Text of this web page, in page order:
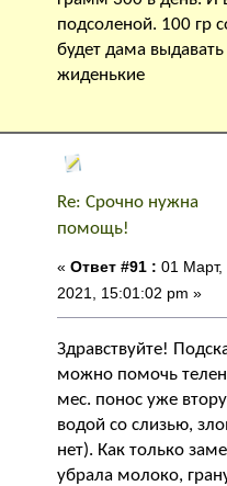
подсоленой. 100 гр
будет дама
жиденькие
Re: Срочно нужна
помощь!
« Ответ #91 : 01 Март,
2021, 15:01:02 pm »
Здравствуйте!
можно помочь
мес. понос уже
водой со слизью,
нет). Как только
убрала молоко,